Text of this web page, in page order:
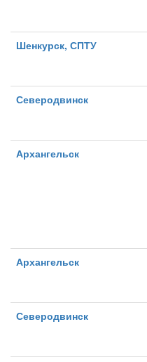
Шенкурск, СПТУ
Северодвинск
Архангельск
Архангельск
Северодвинск